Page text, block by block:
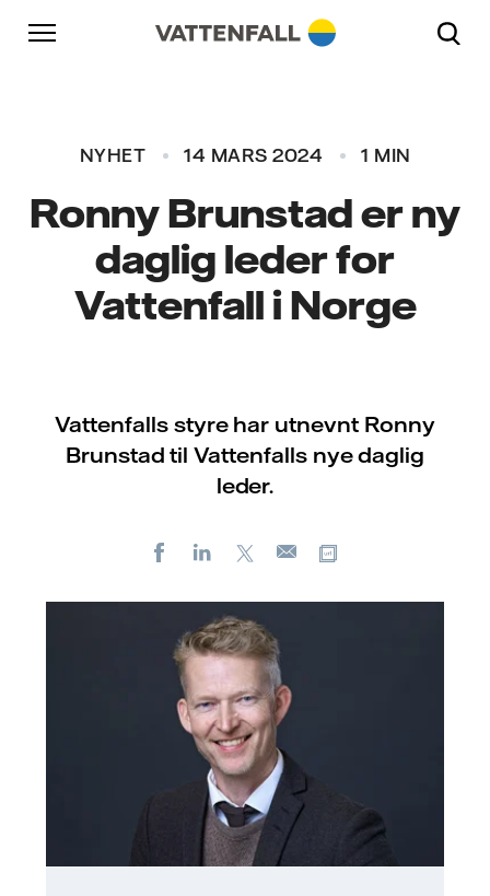
Hopp til innholdet
Gå til hovednavigasjonen
Gå til bunnteksten
NYHET 14 MARS 2024 1 MIN
Ronny Brunstad er ny
daglig leder for
Vattenfall i Norge
Vattenfalls styre har utnevnt Ronny
Brunstad til Vattenfalls nye daglig
leder.
FacebookLinkedIn
E-
Gå til hovednavigasjonen